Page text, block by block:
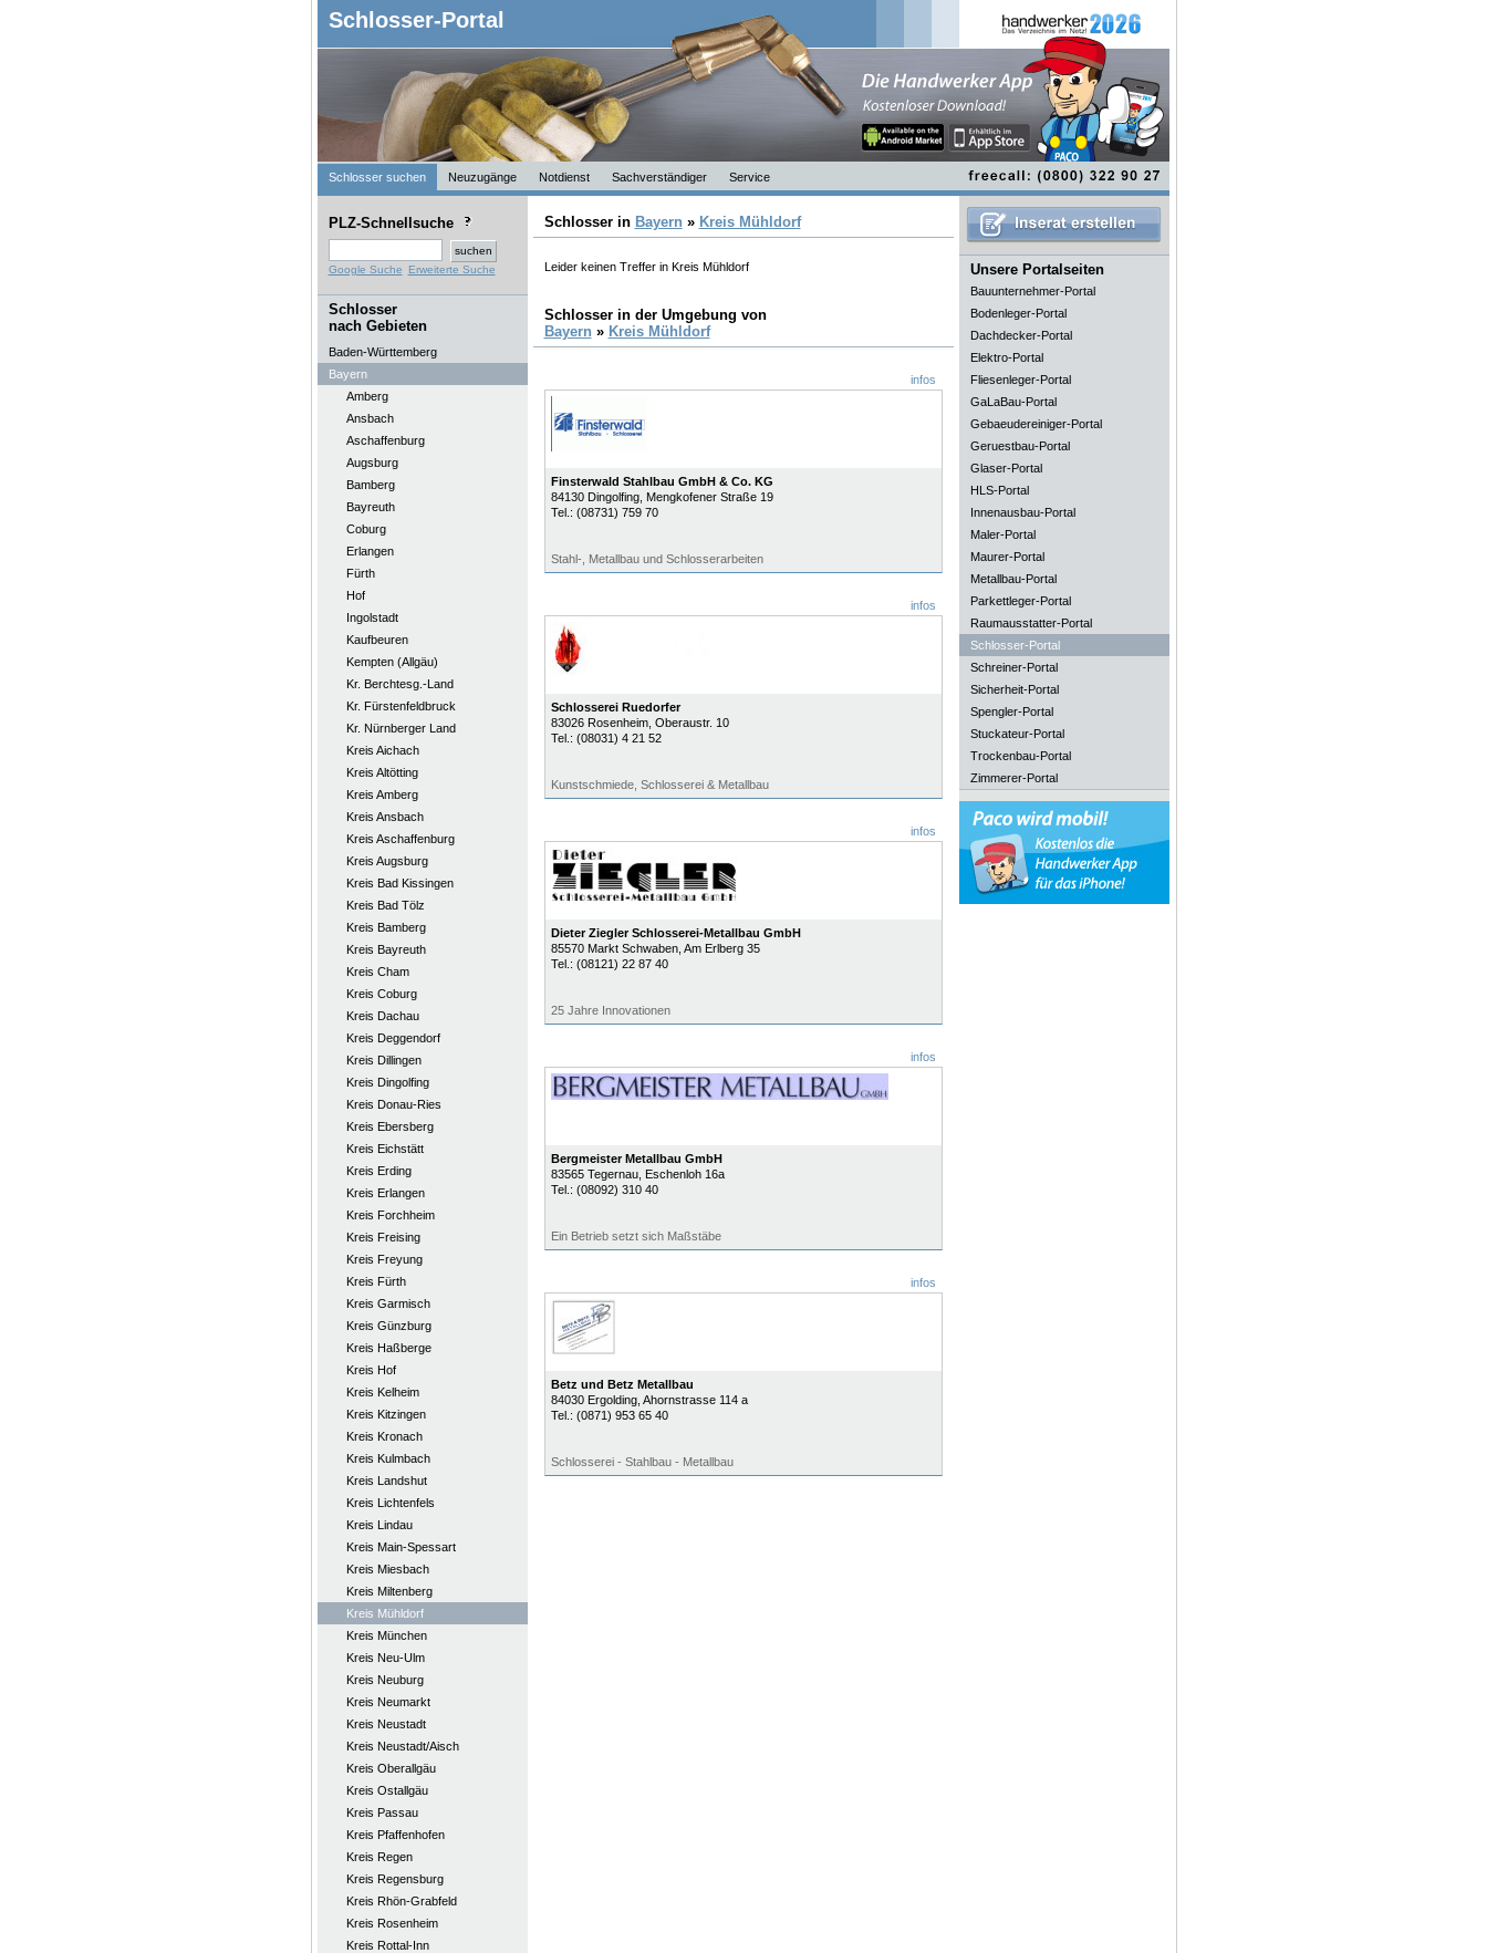
Schlosser-Portal
Schlosser suchen Neuzugänge Notdienst Sachverständiger Service
PLZ-Schnellsuche
Google Suche Erweiterte Suche
Schlosser
nach Gebieten
Baden-Württemberg
Bayern
Amberg
Ansbach
Aschaffenburg
Augsburg
Bamberg
Bayreuth
Coburg
Erlangen
Fürth
Hof
Ingolstadt
Kaufbeuren
Kempten (Allgäu)
Kr. Berchtesg.-Land
Kr. Fürstenfeldbruck
Kr. Nürnberger Land
Kreis Aichach
Kreis Altötting
Kreis Amberg
Kreis Ansbach
Kreis Aschaffenburg
Kreis Augsburg
Kreis Bad Kissingen
Kreis Bad Tölz
Kreis Bamberg
Kreis Bayreuth
Kreis Cham
Kreis Coburg
Kreis Dachau
Kreis Deggendorf
Kreis Dillingen
Kreis Dingolfing
Kreis Donau-Ries
Kreis Ebersberg
Kreis Eichstätt
Kreis Erding
Kreis Erlangen
Kreis Forchheim
Kreis Freising
Kreis Freyung
Kreis Fürth
Kreis Garmisch
Kreis Günzburg
Kreis Haßberge
Kreis Hof
Kreis Kelheim
Kreis Kitzingen
Kreis Kronach
Kreis Kulmbach
Kreis Landshut
Kreis Lichtenfels
Kreis Lindau
Kreis Main-Spessart
Kreis Miesbach
Kreis Miltenberg
Kreis Mühldorf
Kreis München
Kreis Neu-Ulm
Kreis Neuburg
Kreis Neumarkt
Kreis Neustadt
Kreis Neustadt/Aisch
Kreis Oberallgäu
Kreis Ostallgäu
Kreis Passau
Kreis Pfaffenhofen
Kreis Regen
Kreis Regensburg
Kreis Rhön-Grabfeld
Kreis Rosenheim
Kreis Rottal-Inn
Schlosser in Bayern » Kreis Mühldorf
Leider keinen Treffer in Kreis Mühldorf
Schlosser in der Umgebung von
Bayern » Kreis Mühldorf
infos
Finsterwald Stahlbau GmbH & Co. KG
84130 Dingolfing, Mengkofener Straße 19
Tel.: (08731) 759 70
Stahl-, Metallbau und Schlosserarbeiten
infos
Schlosserei Ruedorfer
83026 Rosenheim, Oberaustr. 10
Tel.: (08031) 4 21 52
Kunstschmiede, Schlosserei & Metallbau
infos
Dieter Ziegler Schlosserei-Metallbau GmbH
85570 Markt Schwaben, Am Erlberg 35
Tel.: (08121) 22 87 40
25 Jahre Innovationen
infos
Bergmeister Metallbau GmbH
83565 Tegernau, Eschenloh 16a
Tel.: (08092) 310 40
Ein Betrieb setzt sich Maßstäbe
infos
Betz und Betz Metallbau
84030 Ergolding, Ahornstrasse 114 a
Tel.: (0871) 953 65 40
Schlosserei - Stahlbau - Metallbau
Unsere Portalseiten
Bauunternehmer-Portal
Bodenleger-Portal
Dachdecker-Portal
Elektro-Portal
Fliesenleger-Portal
GaLaBau-Portal
Gebaeudereiniger-Portal
Geruestbau-Portal
Glaser-Portal
HLS-Portal
Innenausbau-Portal
Maler-Portal
Maurer-Portal
Metallbau-Portal
Parkettleger-Portal
Raumausstatter-Portal
Schlosser-Portal
Schreiner-Portal
Sicherheit-Portal
Spengler-Portal
Stuckateur-Portal
Trockenbau-Portal
Zimmerer-Portal